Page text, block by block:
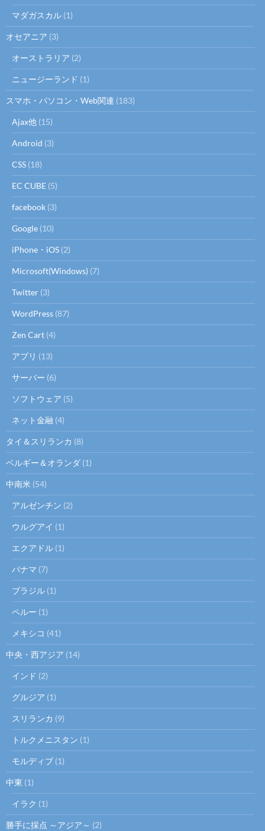
マダガスカル (1)
オセアニア (3)
オーストラリア (2)
ニュージーランド (1)
スマホ・パソコン・Web関連 (183)
Ajax他 (15)
Android (3)
CSS (18)
EC CUBE (5)
facebook (3)
Google (10)
iPhone・iOS (2)
Microsoft(Windows) (7)
Twitter (3)
WordPress (87)
Zen Cart (4)
アプリ (13)
サーバー (6)
ソフトウェア (5)
ネット金融 (4)
タイ＆スリランカ (8)
ベルギー＆オランダ (1)
中南米 (54)
アルゼンチン (2)
ウルグアイ (1)
エクアドル (1)
パナマ (7)
ブラジル (1)
ペルー (1)
メキシコ (41)
中央・西アジア (14)
インド (2)
グルジア (1)
スリランカ (9)
トルクメニスタン (1)
モルディブ (1)
中東 (1)
イラク (1)
勝手に採点 ～アジア～ (2)